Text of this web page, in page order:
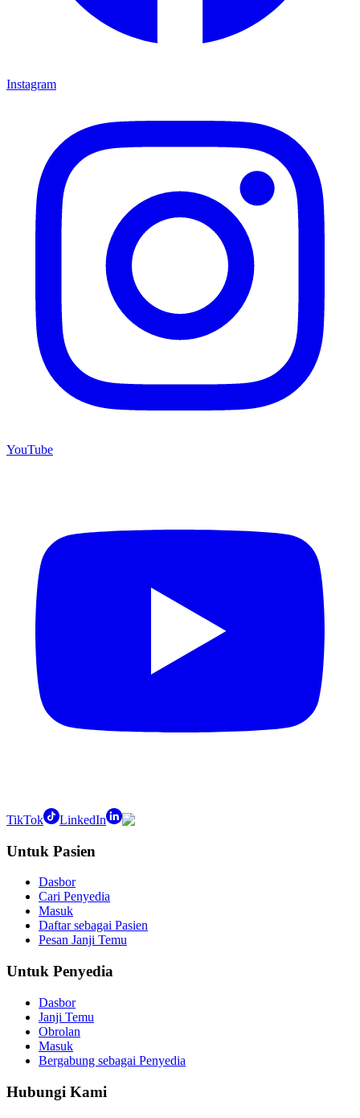
Instagram
YouTube
TikTok LinkedIn
Untuk Pasien
Dasbor
Cari Penyedia
Masuk
Daftar sebagai Pasien
Pesan Janji Temu
Untuk Penyedia
Dasbor
Janji Temu
Obrolan
Masuk
Bergabung sebagai Penyedia
Hubungi Kami